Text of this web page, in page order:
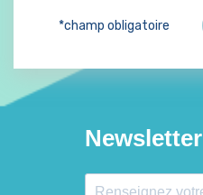
Newsletter
*champ obligatoire